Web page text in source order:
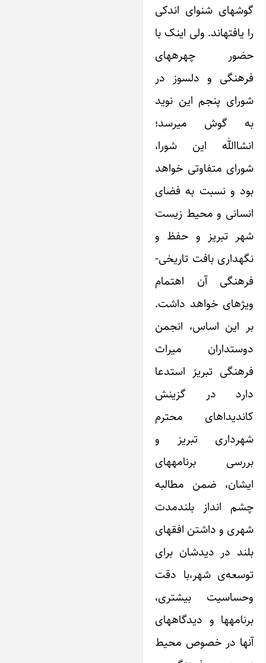
گوشهای شنوای اندکی
را‌ یافتهاند. ولی ‌اینک با
حضور چهرههای
فرهنگی و دلسوز در
شورای پنجم ‌این نوید
به گوش میرسد؛
انشاالله ‌این شورا،
شورای متفاوتی خواهد
بود و نسبت به فضای
انسانی و محیط زیست
شهر تبریز و حفظ و
نگهداری بافت تاریخی-
فرهنگی آن اهتمام
ویژهای خواهد داشت.
بر این اساس، انجمن
دوستداران میراث
فرهنگی تبریز استدعا
دارد در گزینش
کاندیداهای محترم
شهرداری تبریز و
بررسی برنامههای‌
ایشان، ضمن مطالبه
چشم انداز بلندمدت
شهری و داشتن افقهای
بلند در دیدشان برای
توسعه‌ی شهر،با دقت
وحساسیت بیشتری،
برنامهها و دیدگاههای
آنها در خصوص محیط